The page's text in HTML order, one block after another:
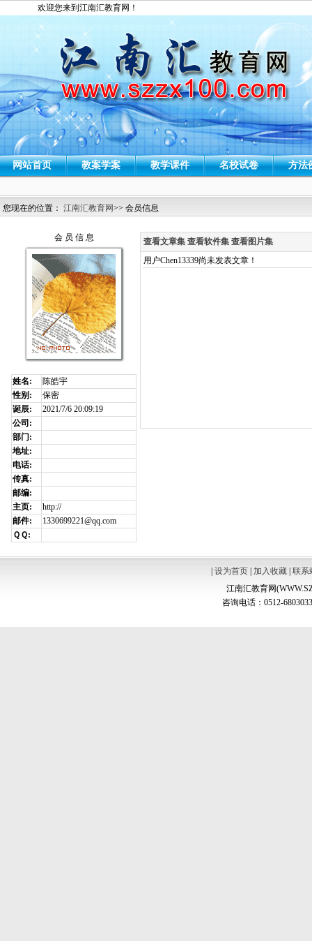
欢迎您来到江南汇教育网！
网站首页 教案学案 教学课件 名校试卷 方法
您现在的位置： 江南汇教育网>> 会员信息
会 员 信 息
姓名:
陈皓宇
性别:
保密
诞辰:
2021/7/6 20:09:19
公司:
部门:
地址:
电话:
传真:
邮编:
主页:
http://
邮件:
1330699221@qq.com
ＱＱ:
查看文章集 查看软件集 查看图片集
用户Chen13339尚未发表文章！
设为首页| 加入收藏| 联系
江南汇教育网
咨询电话：0512-